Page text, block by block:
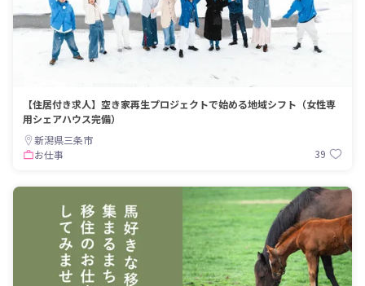
【住居付き求人】空き家再生プロジェクトで始める地域シフト（女性専
用シェアハウス完備）
新潟県三条市
お仕事
39